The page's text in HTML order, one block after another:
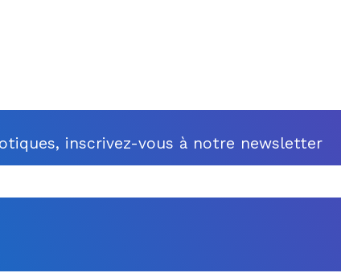
inscrivez-vous à notre newsletter